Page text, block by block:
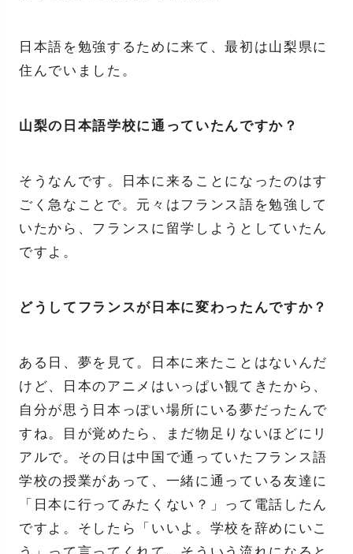
日本語を勉強するために来て、最初は山梨県に
住んでいました。
山梨の日本語学校に通っていたんですか？
そうなんです。日本に来ることになったのはす
ごく急なことで。元々はフランス語を勉強して
いたから、フランスに留学しようとしていたん
ですよ。
どうしてフランスが日本に変わったんですか？
ある日、夢を見て。日本に来たことはないんだ
けど、日本のアニメはいっぱい観てきたから、
自分が思う日本っぽい場所にいる夢だったんで
すね。目が覚めたら、まだ物足りないほどにリ
アルで。その日は中国で通っていたフランス語
学校の授業があって、一緒に通っている友達に
「日本に行ってみたくない？」って電話したん
ですよ。そしたら「いいよ。学校を辞めにいこ